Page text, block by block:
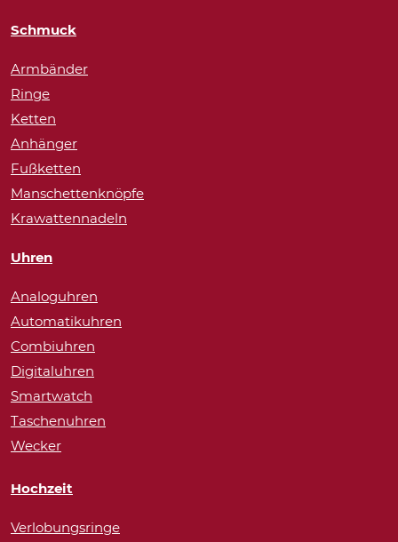
Schmuck
Armbänder
Ringe
Ketten
Anhänger
Fußketten
Manschettenknöpfe
Krawattennadeln
Uhren
Analoguhren
Automatikuhren
Combiuhren
Digitaluhren
Smartwatch
Taschenuhren
Wecker
Hochzeit
Verlobungsringe